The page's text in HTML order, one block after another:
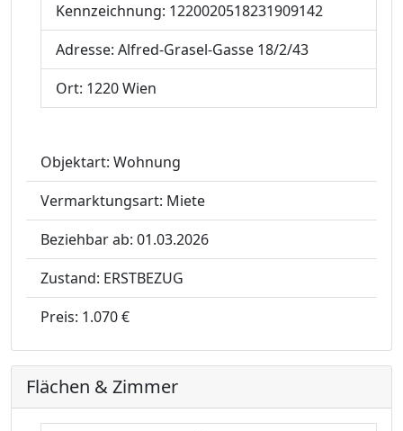
Kennzeichnung: 1220020518231909142
Adresse: Alfred-Grasel-Gasse 18/2/43
Ort: 1220 Wien
Objektart: Wohnung
Vermarktungsart: Miete
Beziehbar ab: 01.03.2026
Zustand: ERSTBEZUG
Preis: 1.070 €
Flächen & Zimmer